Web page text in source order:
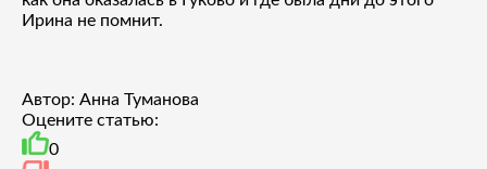
Ирина не помнит.
Автор: Анна Туманова
Оцените статью:
0